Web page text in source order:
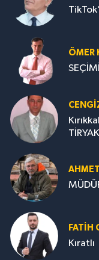
ÖMER
TİRYAKİ
FATIH
Kıratlı